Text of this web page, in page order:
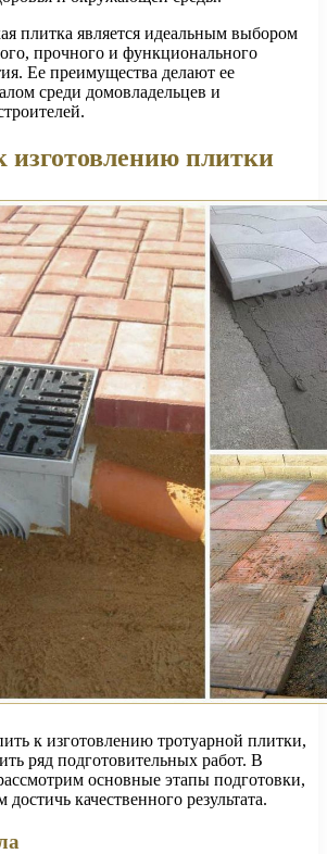
плитка является идеальным выбором
прочного и функционального
Ее преимущества делают ее
среди домовладельцев и
изготовлению плитки
к изготовлению тротуарной плитки,
ряд подготовительных работ. В
основные этапы подготовки,
качественного результата.